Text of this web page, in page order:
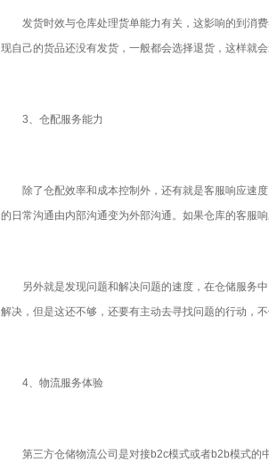
发货时效与仓库处理货单能力有关，这影响的到消费
现自己的货品还没有发货，一般都会选择退货，这样就
3、仓配服务能力
除了仓配效率和成本控制外，还有就是客服响应速度
的日常沟通由内部沟通变为外部沟通。如果仓库的客服
另外就是发现问题和解决问题的速度，在仓储服务中
解决，但是这还不够，还要有主动去寻找问题的行动，
4、物流服务体验
第三方仓储物流公司是对接b2c模式或者b2b模式的